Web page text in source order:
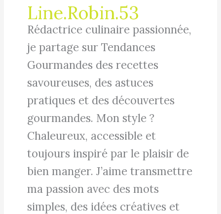
Line.Robin.53
Rédactrice culinaire passionnée,
je partage sur Tendances
Gourmandes des recettes
savoureuses, des astuces
pratiques et des découvertes
gourmandes. Mon style ?
Chaleureux, accessible et
toujours inspiré par le plaisir de
bien manger. J’aime transmettre
ma passion avec des mots
simples, des idées créatives et